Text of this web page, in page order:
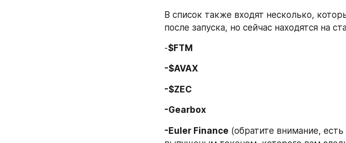
В список также входят несколько,
после запуска, но сейчас находятся на
-$FTM
-$AVAX
-$ZEC
-Gearbox
-Euler Finance (обратите внимание,